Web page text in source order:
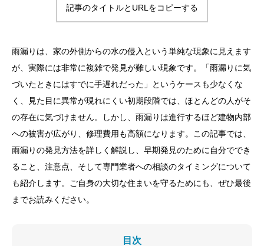
記事のタイトルとURLをコピーする
雨漏りは、家の外側からの水の侵入という単純な現象に見えます
が、実際には非常に複雑で発見が難しい現象です。「雨漏りに気
づいたときにはすでに手遅れだった」というケースも少なくな
く、見た目に異常が現れにくい初期段階では、ほとんどの人がそ
の存在に気づけません。しかし、雨漏りは進行するほど建物内部
への被害が広がり、修理費用も高額になります。この記事では、
雨漏りの発見方法を詳しく解説し、早期発見のために自分ででき
ること、注意点、そして専門業者への相談のタイミングについて
も紹介します。ご自身の大切な住まいを守るためにも、ぜひ最後
までお読みください。
目次